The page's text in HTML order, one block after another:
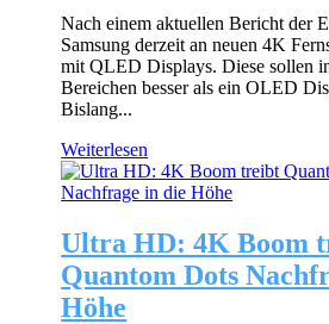
Nach einem aktuellen Bericht der
Samsung derzeit an neuen 4K
mit QLED Displays. Diese sollen
Bereichen besser als ein OLED
Bislang...
Weiterlesen
Ultra HD: 4K Boom
Quantom Dots
Höhe